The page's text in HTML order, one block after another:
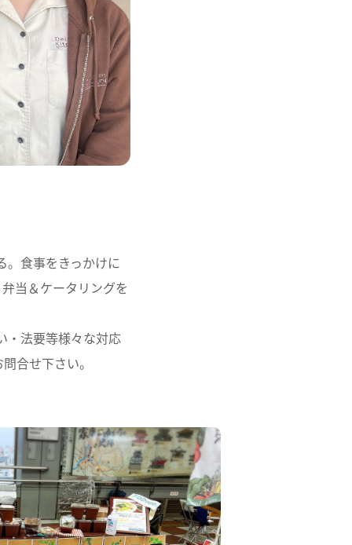
。食事をきっかけに
当＆ケータリングを
・法要等様々な対応
合せ下さい。